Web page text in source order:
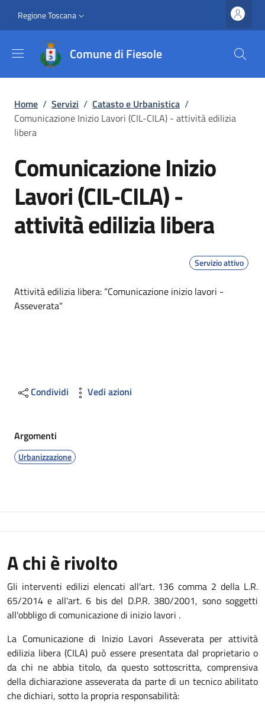
Slim top
Regione Toscana
Comune di Fiesole
Briciole di pane
Home / Servizi / Catasto e Urbanistica /
Comunicazione Inizio Lavori (CIL-CILA) - attività edilizia
libera
Comunicazione Inizio
Lavori (CIL-CILA) -
attività edilizia libera
Servizio attivo
Dettagli
Attività edilizia libera: “Comunicazione inizio lavori -
Asseverata"
Condividi Vedi azioni
Argomenti
Urbanizzazione
A chi è rivolto
Gli interventi edilizi elencati all'art. 136 comma 2 della L.R.
65/2014 e all'art. 6 bis del D.P.R. 380/2001, sono soggetti
all'obbligo di comunicazione di inizio lavori .
La Comunicazione di Inizio Lavori Asseverata per attività
edilizia libera (CILA) può essere presentata dal proprietario o
da chi ne abbia titolo, da questo sottoscritta, comprensiva
della dichiarazione asseverata da parte di un tecnico abilitato
che dichiari, sotto la propria responsabilità: